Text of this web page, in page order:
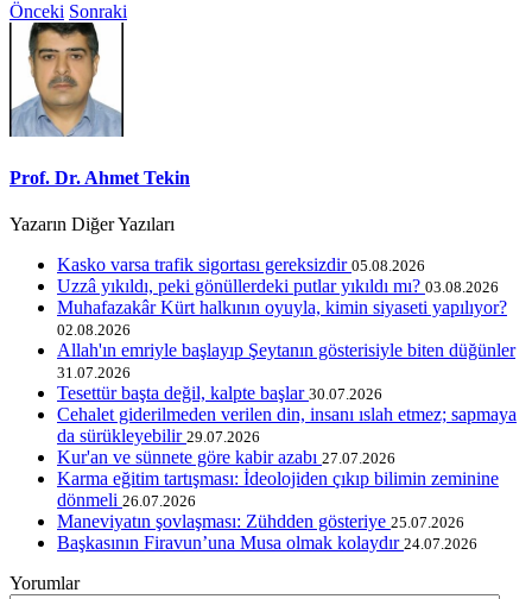
Önceki Sonraki
Prof. Dr. Ahmet Tekin
Yazarın Diğer Yazıları
Kasko varsa trafik sigortası gereksizdir 05.08.2026
Uzzâ yıkıldı, peki gönüllerdeki putlar yıkıldı mı? 03.08.2026
Muhafazakâr Kürt halkının oyuyla, kimin siyaseti yapılıyor?
02.08.2026
Allah'ın emriyle başlayıp Şeytanın gösterisiyle biten düğünler
31.07.2026
Tesettür başta değil, kalpte başlar 30.07.2026
Cehalet giderilmeden verilen din, insanı ıslah etmez; sapmaya
da sürükleyebilir 29.07.2026
Kur'an ve sünnete göre kabir azabı 27.07.2026
Karma eğitim tartışması: İdeolojiden çıkıp bilimin zeminine
dönmeli 26.07.2026
Maneviyatın şovlaşması: Zühdden gösteriye 25.07.2026
Başkasının Firavun’una Musa olmak kolaydır 24.07.2026
Yorumlar